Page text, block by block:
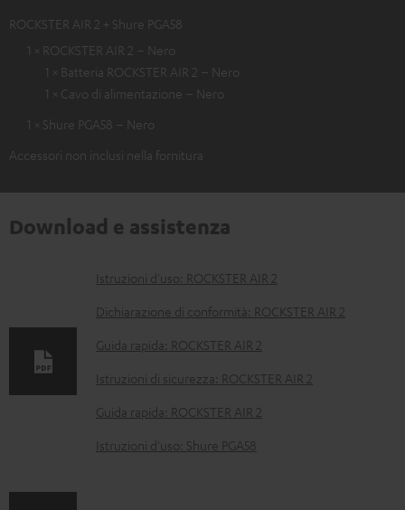
ROCKSTER AIR 2 + Shure PGA58
1 × ROCKSTER AIR 2 – Nero
1 × Batteria ROCKSTER AIR 2 – Nero
1 × Cavo di alimentazione – Nero
1 × Shure PGA58 – Nero
Accessori non inclusi nella fornitura
Download e assistenza
D
o
m
e
n
Istruzioni d'uso: ROCKSTER AIR 2
Dichiarazione di conformità: ROCKSTER AIR 2
Guida rapida: ROCKSTER AIR 2
Istruzioni di sicurezza: ROCKSTER AIR 2
Guida rapida: ROCKSTER AIR 2
Istruzioni d'uso: Shure PGA58